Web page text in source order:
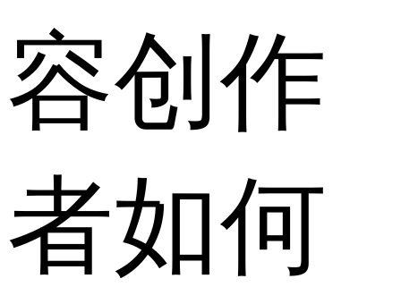
容创作
者如何